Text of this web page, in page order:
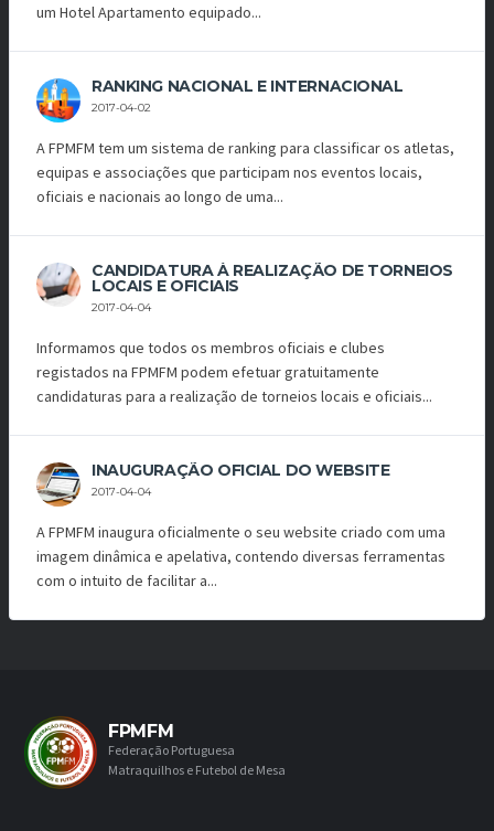
um Hotel Apartamento equipado...
RANKING NACIONAL E INTERNACIONAL
2017-04-02
A FPMFM tem um sistema de ranking para classificar os atletas,
equipas e associações que participam nos eventos locais,
oficiais e nacionais ao longo de uma...
CANDIDATURA À REALIZAÇÃO DE TORNEIOS
LOCAIS E OFICIAIS
2017-04-04
Informamos que todos os membros oficiais e clubes
registados na FPMFM podem efetuar gratuitamente
candidaturas para a realização de torneios locais e oficiais...
INAUGURAÇÃO OFICIAL DO WEBSITE
2017-04-04
A FPMFM inaugura oficialmente o seu website criado com uma
imagem dinâmica e apelativa, contendo diversas ferramentas
com o intuito de facilitar a...
FPMFM
Federação Portuguesa
Matraquilhos e Futebol de Mesa